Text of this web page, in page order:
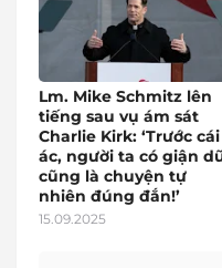
Lm. Mike Schmitz lên
tiếng sau vụ ám sát
Charlie Kirk: ‘Trước cái
ác, người ta có giận
cũng là chuyện tự
nhiên đúng đắn!’
15.09.2025